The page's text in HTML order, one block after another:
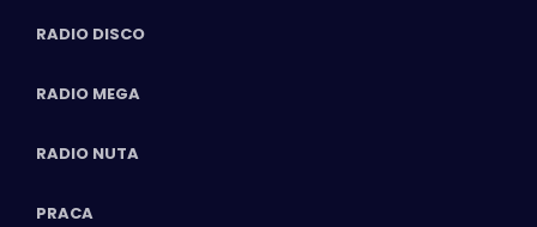
RADIO DISCO
RADIO MEGA
RADIO NUTA
PRACA